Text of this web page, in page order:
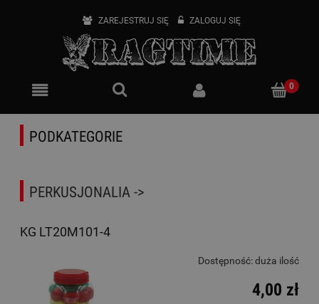
ZAREJESTRUJ SIĘ ZALOGUJ SIĘ
PODKATEGORIE
PERKUSJONALIA ->
KG LT20M101-4
Dostępność:duża ilość
4,00 zł